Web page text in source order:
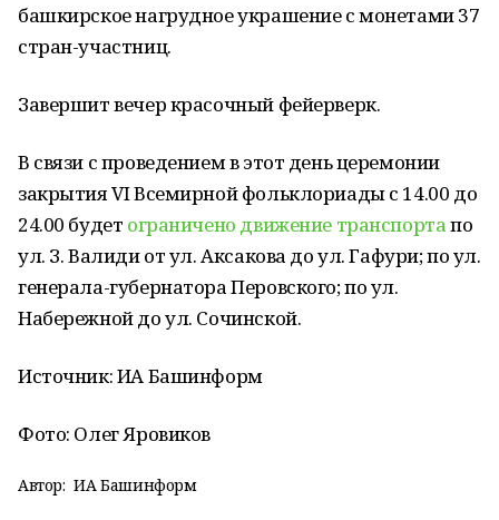
башкирское нагрудное украшение с монетами 37
стран-участниц.
Завершит вечер красочный фейерверк.
В связи с проведением в этот день церемонии
закрытия VI Всемирной фольклориады с 14.00 до
24.00 будет ограничено движение транспортапо
ул. З. Валиди от ул. Аксакова до ул. Гафури; по ул.
генерала-губернатора Перовского; по ул.
Набережной до ул. Сочинской.
Источник: ИА Башинформ
Фото: Олег Яровиков
Автор: ИА Башинформ